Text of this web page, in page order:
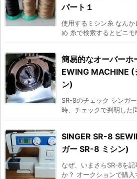
パート１
使用するミシン糸 なん
め 糸で検索するとビニ
簡易的なオーバーホ
EWING MACHINE
ン)
SR-8のチェック シンガ
時、チェックで判明した
SINGER SR-8
ガー SR-8 ミシン)
なぜ、いまさらSR-8を
か？ オークションで購